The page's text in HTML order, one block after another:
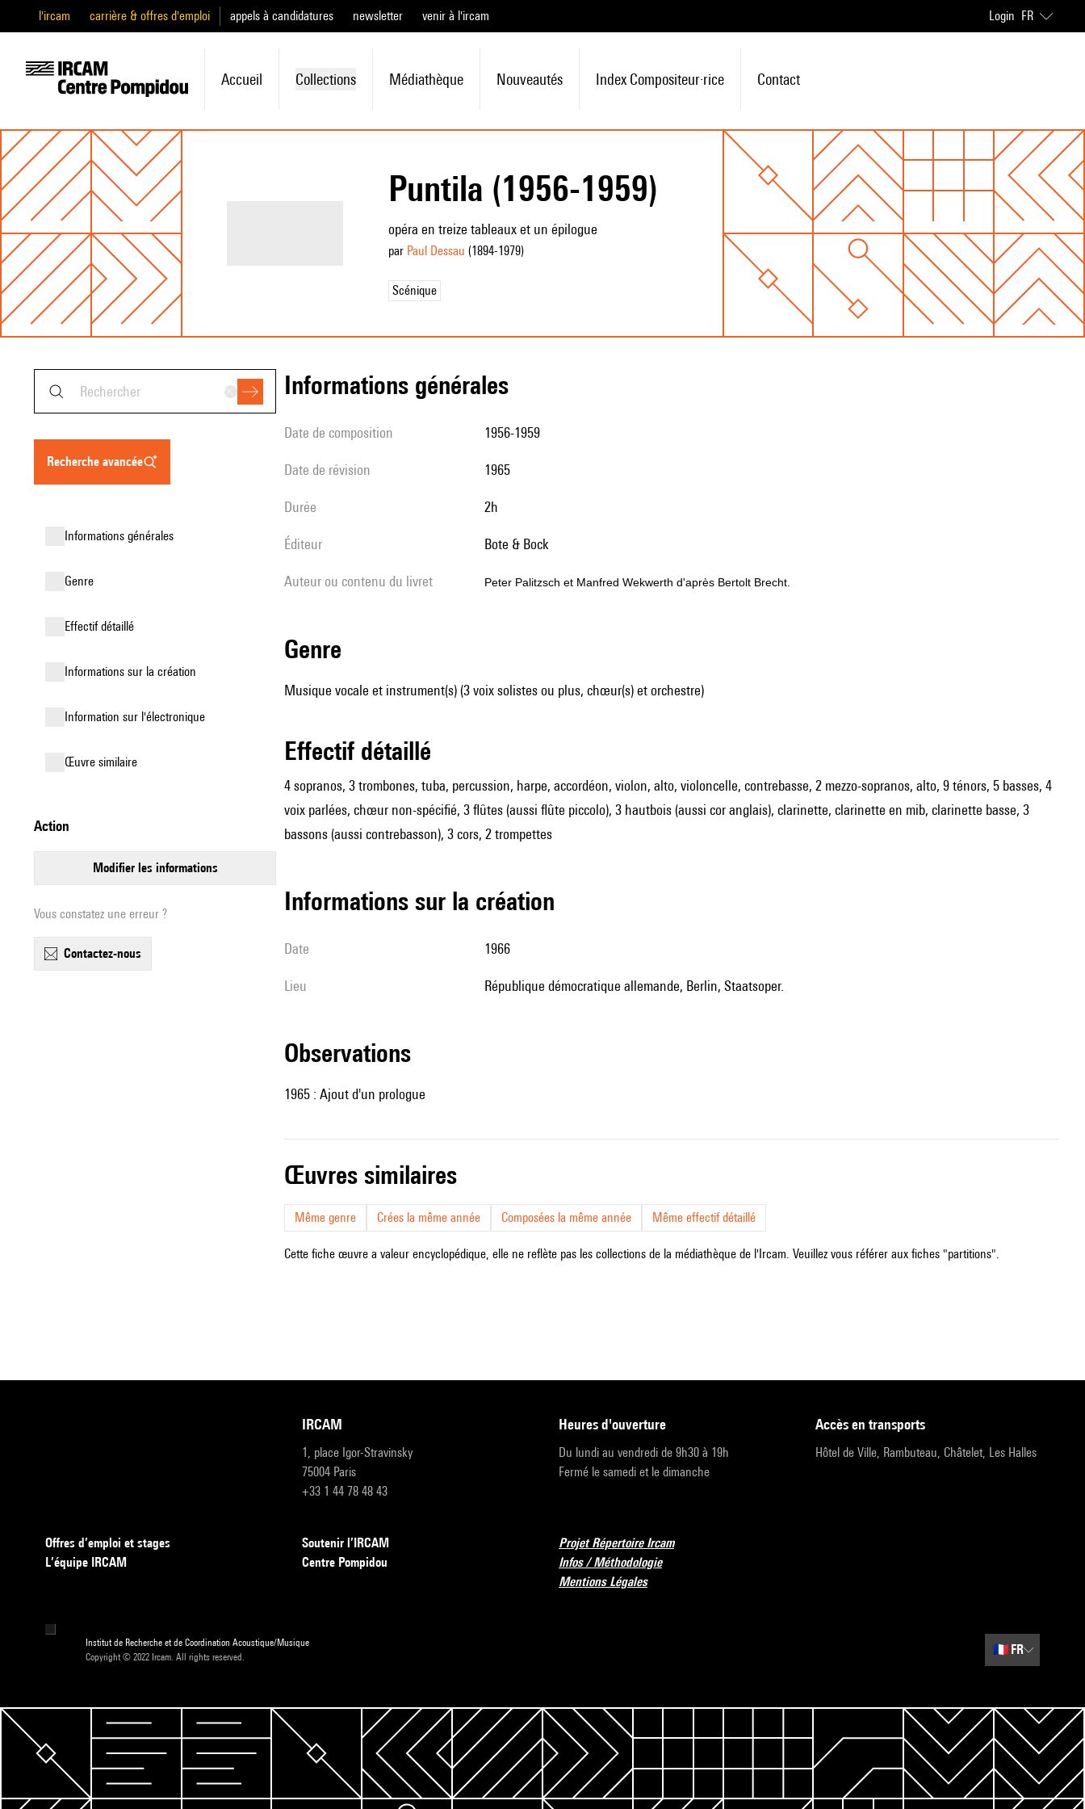
l'ircam carrière & offres d'emploi appels à candidatures newsletter venir à l'ircam Login FR
Accueil Collections Médiathèque Nouveautés Index Compositeur·rice Contact
Puntila (1956-1959)
opéra en treize tableaux et un épilogue
par Paul Dessau (1894-1979)
Scénique
recherche avancée
informations générales
genre
effectif détaillé
informations sur la création
Information sur l'électronique
œuvre similaire
action
modifier les informations
Vous constatez une erreur ?
contactez-nous
informations générales
date de composition 1956-1959
date de révision 1965
durée 2h
éditeur Bote & Bock
Auteur ou contenu du livret Peter Palitzsch et Manfred Wekwerth d'après Bertolt Brecht.
genre
Musique vocale et instrument(s) (3 voix solistes ou plus, chœur(s) et orchestre)
effectif détaillé
4 sopranos, 3 trombones, tuba, percussion, harpe, accordéon, violon, alto, violoncelle, contrebasse, 2 mezzo-sopranos, alto, 9 ténors, 5 basses, 4
voix parlées, chœur non-spécifié, 3 flûtes (aussi flûte piccolo), 3 hautbois (aussi cor anglais), clarinette, clarinette en mib, clarinette basse, 3
bassons (aussi contrebasson), 3 cors, 2 trompettes
informations sur la création
date 1966
lieu République démocratique allemande, Berlin, Staatsoper.
observations
1965 : Ajout d'un prologue
œuvres similaires
Même genre Crées la même année Composées la même année Même effectif détaillé
Cette fiche œuvre a valeur encyclopédique, elle ne reflète pas les collections de la médiathèque de l'Ircam. Veuillez vous référer aux fiches "partitions".
IRCAM
1, place Igor-Stravinsky
75004 Paris
+33 1 44 78 48 43
heures d'ouverture
Du lundi au vendredi de 9h30 à 19h
Fermé le samedi et le dimanche
accès en transports
Hôtel de Ville, Rambuteau, Châtelet, Les Halles
Offres d’emploi et stages
L’équipe IRCAM
Soutenir l’IRCAM
Centre Pompidou
Projet Répertoire Ircam
Infos / Méthodologie
Mentions Légales
Institut de Recherche et de Coordination Acoustique/Musique
Copyright © 2022 Ircam. All rights reserved.
🇫🇷 FR